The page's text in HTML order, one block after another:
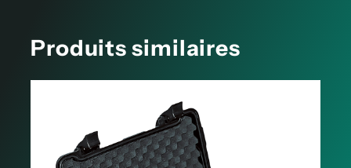
Produits similaires